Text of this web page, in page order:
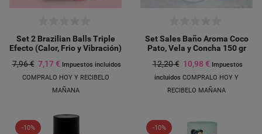
Set 2 Brazilian Balls Triple
Efecto (Calor, Frio y Vibración)
7,96 € 7,17 € Impuestos incluidos
COMPRALO HOY Y RECIBELO
MAÑANA
Set Sales Baño Aroma Coco
Pato, Vela y Concha 150 gr
12,20 € 10,98 € Impuestos
incluidos COMPRALO HOY Y
RECIBELO MAÑANA
-10% -10%